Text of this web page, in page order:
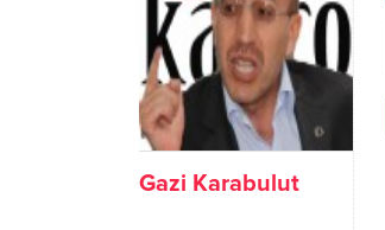
Gazi Karabulut